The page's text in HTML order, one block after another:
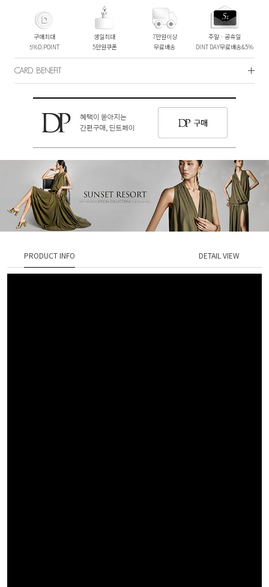
구매최대
5%D.POINT
생일최대
5만원쿠폰
7만원이상
무료배송
주말ㆍ공휴일
DINT DAY무료배송&5%
CARD BENEFIT
PRODUCT INFO DETAIL VIEW